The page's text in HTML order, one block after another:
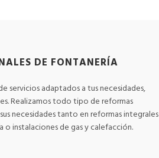
DE FONTANERÍA
servicios adaptados a tus necesidades,
Realizamos todo tipo de reformas
necesidades tanto en reformas integrales
instalaciones de gas y calefacción.